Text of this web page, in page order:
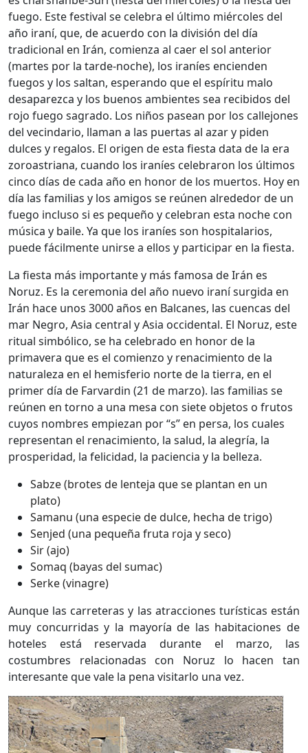
fuego. Este festival se celebra el último miércoles del
año iraní, que, de acuerdo con la división del día
tradicional en Irán, comienza al caer el sol anterior
(martes por la tarde-noche), los iraníes encienden
fuegos y los saltan, esperando que el espíritu malo
desaparezca y los buenos ambientes sea recibidos del
rojo fuego sagrado. Los niños pasean por los callejones
del vecindario, llaman a las puertas al azar y piden
dulces y regalos. El origen de esta fiesta data de la era
zoroastriana, cuando los iraníes celebraron los últimos
cinco días de cada año en honor de los muertos. Hoy en
día las familias y los amigos se reúnen alrededor de un
fuego incluso si es pequeño y celebran esta noche con
música y baile. Ya que los iraníes son hospitalarios,
puede fácilmente unirse a ellos y participar en la fiesta.
La fiesta más importante y más famosa de Irán es
Noruz. Es la ceremonia del año nuevo iraní surgida en
Irán hace unos 3000 años en Balcanes, las cuencas del
mar Negro, Asia central y Asia occidental. El Noruz, este
ritual simbólico, se ha celebrado en honor de la
primavera que es el comienzo y renacimiento de la
naturaleza en el hemisferio norte de la tierra, en el
primer día de Farvardin (21 de marzo). las familias se
reúnen en torno a una mesa con siete objetos o frutos
cuyos nombres empiezan por “s” en persa, los cuales
representan el renacimiento, la salud, la alegría, la
prosperidad, la felicidad, la paciencia y la belleza.
Sabze (brotes de lenteja que se plantan en un
plato)
Samanu (una especie de dulce, hecha de trigo)
Senjed (una pequeña fruta roja y seco)
Sir (ajo)
Somaq (bayas del sumac)
Serke (vinagre)
Aunque las carreteras y las atracciones turísticas están
muy concurridas y la mayoría de las habitaciones de
hoteles está reservada durante el marzo, las
costumbres relacionadas con Noruz lo hacen tan
interesante que vale la pena visitarlo una vez.